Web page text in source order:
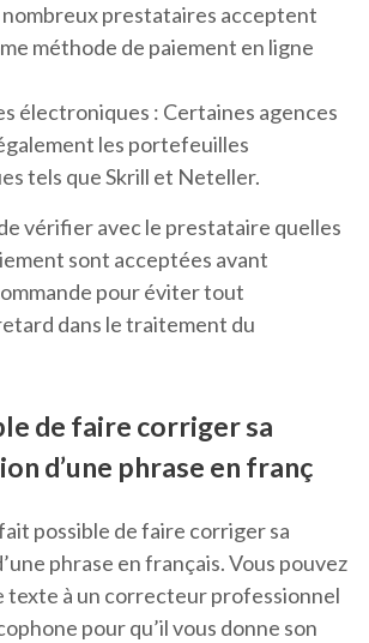
nombreux prestataires acceptent
méthode de paiement en ligne
électroniques : Certaines agences
les portefeuilles
tels que Skrill et Neteller.
vérifier avec le prestataire quelles
sont acceptées avant
pour éviter tout
dans le traitement du
de faire corriger sa
d’une phrase en franç
possible de faire corriger sa
phrase en français. Vous pouvez
à un correcteur professionnel
pour qu’il vous donne son